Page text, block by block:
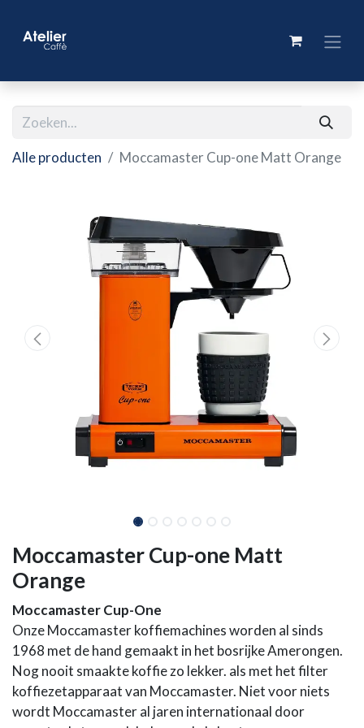
Alle producten Moccamaster Cup-one Matt Orange
Moccamaster Cup-one Matt
Orange
Moccamaster Cup-One
Onze Moccamaster koffiemachines worden al sinds
1968 met de hand gemaakt in het bosrijke Amerongen.
Nog nooit smaakte koffie zo lekker. als met het filter
koffiezetapparaat van Moccamaster. Niet voor niets
wordt Moccamaster al jaren internationaal door